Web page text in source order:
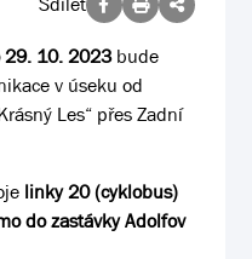
29. 10. 2023bude
v úseku od
Les“ přes Zadní
linky 20 (cyklobus)
do zastávky Adolfov